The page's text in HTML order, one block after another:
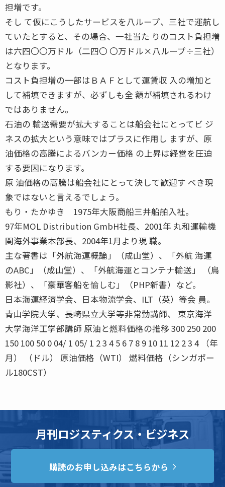
担増です。
そし て仮にこうしたサービスを八ループ、三社で運航し
ていたとすると、その場合、一社当た りのコスト負担増
は六四〇〇万ドル（二四〇 〇万ドル×八ループ÷三社）
となります。
コスト負担増の一部はＢＡＦとして運賃収 入の増加と
して補填できますが、必ずしも全 額が補填されるわけ
ではありません。
石油の 輸送需要が拡大することは船会社にとってビ ジ
ネスの拡大という意味ではプラスに作用し ますが、原
油価格の高騰によるバンカー価格 の上昇は経営を圧迫
する要因になります。
原 油価格の高騰は船会社にとって決して歓迎す べき現
象ではないと言えるでしょう。
もり・たかゆき 1975年大阪商船三井船舶入社。
97年MOL Distribution GmbH社長、2001年 丸和運輸機
関海外事業本部長、2004年1月より現 職。
主な著書は「外航海運概論」（成山堂）、「外航 海運
のABC」（成山堂）、「外航海運とコンテナ輸送」 （鳥
影社）、「豪華客船を愉しむ」（PHP新書）など。
日本海運経済学会、日本物流学会、ILT（英）等会 員。
青山学院大学、長崎県立大学等非常勤講師、 東京海洋
大学海洋工学部講師 原油と燃料価格の推移 300 250 200
150 100 50 0 04/ 1 05/ 1 2 3 4 5 6 7 8 9 10 11 12 2 3 4 （年
月） （ドル） 原油価格（WTI） 燃料価格（シンガポー
ル180CST）
月刊ロジスティクス・ビジネス
購読のお申し込みはこちらから